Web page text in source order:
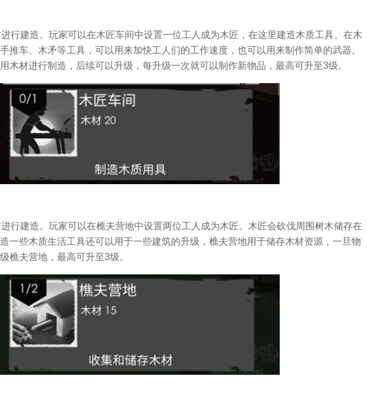
行建造。玩家可以在木匠车间中设置一位工人成为木匠，在这里建造木质工具。在木
推车、木矛等工具，可以用来加快工人们的工作速度，也可以用来制作简单的武器。
木材进行制造，后续可以升级，每升级一次就可以制作新物品，最高可升至3级。
行建造。玩家可以在樵夫营地中设置两位工人成为木匠。木匠会砍伐周围树木储存在
一些木质生活工具还可以用于一些建筑的升级，樵夫营地用于储存木材资源，一旦物
樵夫营地，最高可升至3级。